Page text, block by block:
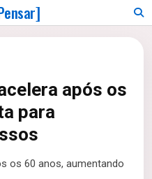
após os
para
os 60 anos, aumentando